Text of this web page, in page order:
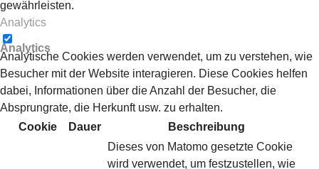
gewährleisten.
Analytics
Analytics
Analytische Cookies werden verwendet, um zu verstehen, wie
Besucher mit der Website interagieren. Diese Cookies helfen
dabei, Informationen über die Anzahl der Besucher, die
Absprungrate, die Herkunft usw. zu erhalten.
Cookie
Dauer
Beschreibung
Dieses von Matomo gesetzte Cookie
wird verwendet, um festzustellen, wie